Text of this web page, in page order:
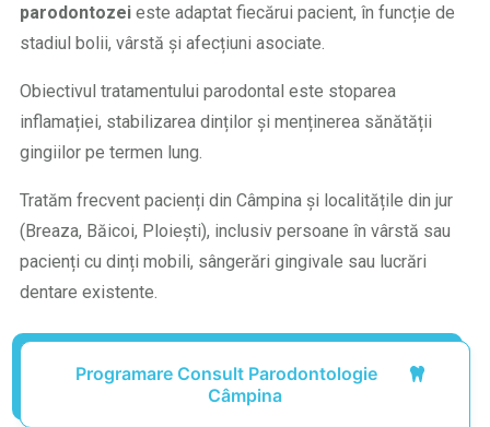
parodontozei este adaptat fiecărui pacient, în funcție de
stadiul bolii, vârstă și afecțiuni asociate.
Obiectivul tratamentului parodontal este stoparea
inflamației, stabilizarea dinților și menținerea sănătății
gingiilor pe termen lung.
Tratăm frecvent pacienți din Câmpina și localitățile din jur
(Breaza, Băicoi, Ploiești), inclusiv persoane în vârstă sau
pacienți cu dinți mobili, sângerări gingivale sau lucrări
dentare existente.
Programare Consult Parodontologie
Câmpina